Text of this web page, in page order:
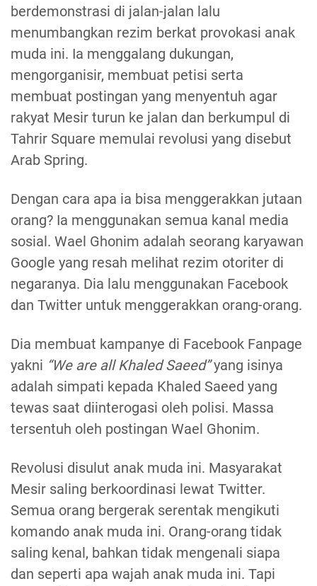
berdemonstrasi di jalan-jalan lalu
menumbangkan rezim berkat provokasi anak
muda ini. Ia menggalang dukungan,
mengorganisir, membuat petisi serta
membuat postingan yang menyentuh agar
rakyat Mesir turun ke jalan dan berkumpul di
Tahrir Square memulai revolusi yang disebut
Arab Spring.
Dengan cara apa ia bisa menggerakkan jutaan
orang? Ia menggunakan semua kanal media
sosial. Wael Ghonim adalah seorang karyawan
Google yang resah melihat rezim otoriter di
negaranya. Dia lalu menggunakan Facebook
dan Twitter untuk menggerakkan orang-orang.
Dia membuat kampanye di Facebook Fanpage
yakni “We are all Khaled Saeed”yang isinya
adalah simpati kepada Khaled Saeed yang
tewas saat diinterogasi oleh polisi. Massa
tersentuh oleh postingan Wael Ghonim.
Revolusi disulut anak muda ini. Masyarakat
Mesir saling berkoordinasi lewat Twitter.
Semua orang bergerak serentak mengikuti
komando anak muda ini. Orang-orang tidak
saling kenal, bahkan tidak mengenali siapa
dan seperti apa wajah anak muda ini. Tapi